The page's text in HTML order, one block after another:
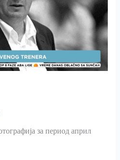
за период април